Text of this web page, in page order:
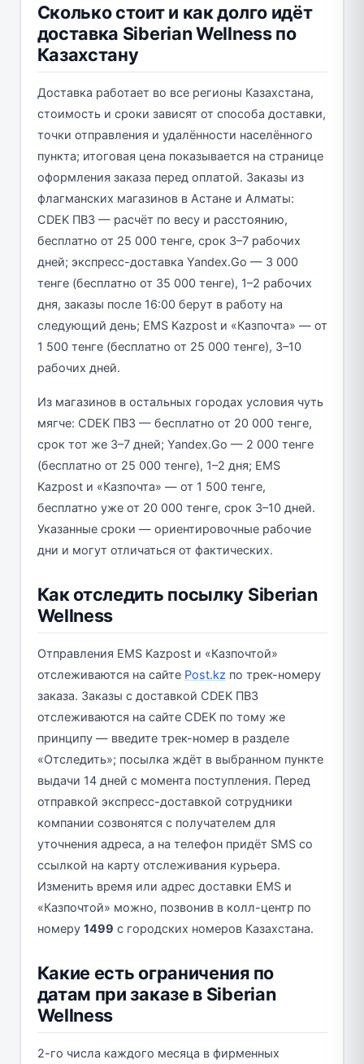
Сколько стоит и как долго идёт
доставка Siberian Wellness по
Казахстану
Доставка работает во все регионы Казахстана,
стоимость и сроки зависят от способа доставки,
точки отправления и удалённости населённого
пункта; итоговая цена показывается на странице
оформления заказа перед оплатой. Заказы из
флагманских магазинов в Астане и Алматы:
CDEK ПВЗ — расчёт по весу и расстоянию,
бесплатно от 25 000 тенге, срок 3–7 рабочих
дней; экспресс-доставка Yandex.Go — 3 000
тенге (бесплатно от 35 000 тенге), 1–2 рабочих
дня, заказы после 16:00 берут в работу на
следующий день; EMS Kazpost и «Казпочта» — от
1 500 тенге (бесплатно от 25 000 тенге), 3–10
рабочих дней.
Из магазинов в остальных городах условия чуть
мягче: CDEK ПВЗ — бесплатно от 20 000 тенге,
срок тот же 3–7 дней; Yandex.Go — 2 000 тенге
(бесплатно от 25 000 тенге), 1–2 дня; EMS
Kazpost и «Казпочта» — от 1 500 тенге,
бесплатно уже от 20 000 тенге, срок 3–10 дней.
Указанные сроки — ориентировочные рабочие
дни и могут отличаться от фактических.
Как отследить посылку Siberian
Wellness
Отправления EMS Kazpost и «Казпочтой»
отслеживаются на сайте Post.kz по трек-номеру
заказа. Заказы с доставкой CDEK ПВЗ
отслеживаются на сайте CDEK по тому же
принципу — введите трек-номер в разделе
«Отследить»; посылка ждёт в выбранном пункте
выдачи 14 дней с момента поступления. Перед
отправкой экспресс-доставкой сотрудники
компании созвонятся с получателем для
уточнения адреса, а на телефон придёт SMS со
ссылкой на карту отслеживания курьера.
Изменить время или адрес доставки EMS и
«Казпочтой» можно, позвонив в колл-центр по
номеру 1499 с городских номеров Казахстана.
Какие есть ограничения по
датам при заказе в Siberian
Wellness
2-го числа каждого месяца в фирменных